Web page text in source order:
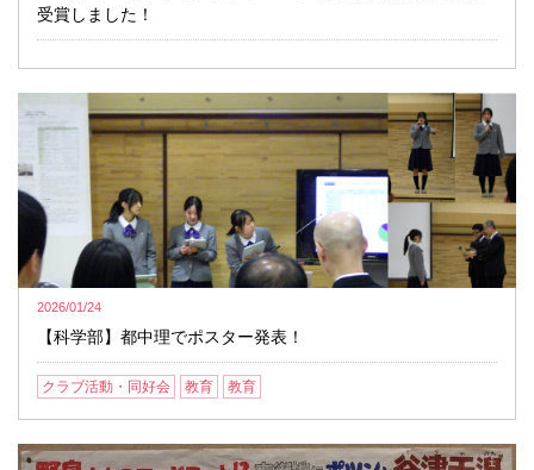
受賞しました！
2026/01/24
【科学部】都中理でポスター発表！
クラブ活動・同好会 教育 教育